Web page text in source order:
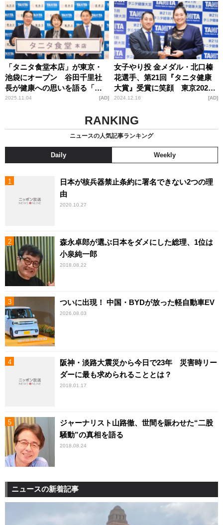
切に生きること」
「タニタ食堂本店」が東京・
池袋にオープン 谷田千里社
長が健康への思いを語る「あ
らゆる世代の人々の健康習慣
2025.11.04 AD
女子やり投 金メダル・北口榛
花選手、第21回『タニタ健康
大賞』受賞に笑顔 東京2025
世界陸上にも気合い十分「ま
を」
2024.12.16 AD
RANKING
ニュースの人気記事ランキング
Daily Weekly
日本が核兵器禁止条約に署名できない2つの理
由
2020.10.27
森永卓郎が選ぶ日本をダメにした総理、1位は
小泉純一郎
2018.08.22
ついに出現！ 中国・BYDが放った軽自動車EV
2026.08.03
阪神・淡路大震災から今日で23年 災害時リー
ダーに最も求められることとは？
2018.01.17
ジャーナリスト山路徹、世間を賑わせた“二股
騒動”の真相を語る
2018.08.24
ニュースの新着記事